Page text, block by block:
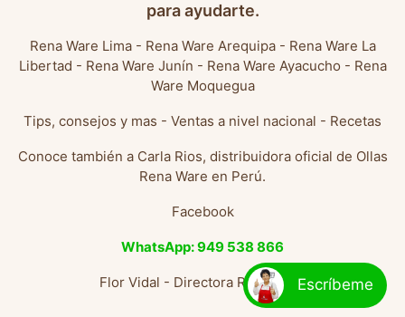
para ayudarte.
Rena Ware Lima- Rena Ware Arequipa- Rena Ware La
Libertad - Rena Ware Junín - Rena Ware Ayacucho - Rena
Ware Moquegua
Tips, consejos y mas - Ventas a nivel nacional - Recetas
Conoce también a Carla Rios, distribuidora oficial de Ollas
Rena Ware en Perú.
Facebook
WhatsApp: 949 538 866
Flor Vidal - Directora Rena WareEscríbeme